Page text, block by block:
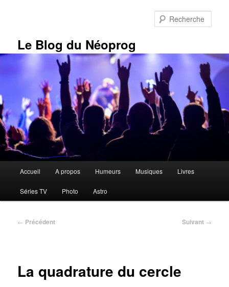
Le Blog du Néoprog
Accueil A propos Humeurs Musiques Livres
Séries TV Photo Astro
Navigation
← Précédent Suivant →
La quadrature du cercle